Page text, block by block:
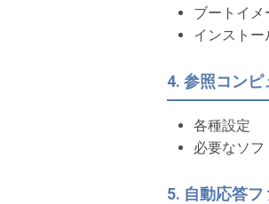
ブートイメ
インスト
4. 参照コン
各種設定
必要なソ
5. 自動応答